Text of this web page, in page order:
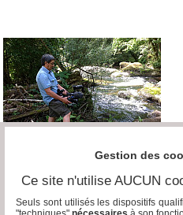
Gestion des
Ce site n'utilise AUCUN
Seuls sont utilisés les dispositifs